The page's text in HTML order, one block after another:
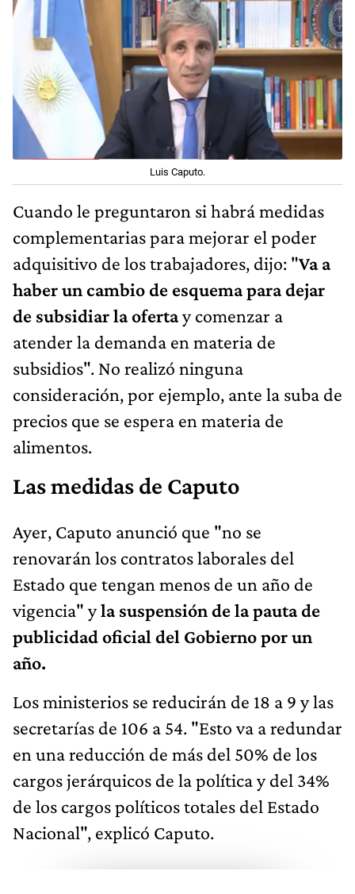
Luis Caputo.
Cuando le preguntaron si habrá medidas
complementarias para mejorar el poder
adquisitivo de los trabajadores, dijo: "Va a
haber un cambio de esquema para dejar
de subsidiar la ofertay comenzar a
atender la demanda en materia de
subsidios". No realizó ninguna
consideración, por ejemplo, ante la suba de
precios que se espera en materia de
alimentos.
Las medidas de Caputo
Ayer, Caputo anunció que "no se
renovarán los contratos laborales del
Estado que tengan menos de un año de
vigencia" yla suspensión de la pauta de
publicidad oficial del Gobierno por un
año.
Los ministerios se reducirán de 18 a 9 y las
secretarías de 106 a 54. "Esto va a redundar
en una reducción de más del 50% de los
cargos jerárquicos de la política y del 34%
de los cargos políticos totales del Estado
Nacional", explicó Caputo.